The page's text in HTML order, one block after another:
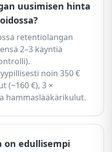
uusimisen hinta
retentiolangan
2–3 käyntiä
noin 350 €
(~160 €), 3 ×
hammaslääkärikulut.
on edullisempi